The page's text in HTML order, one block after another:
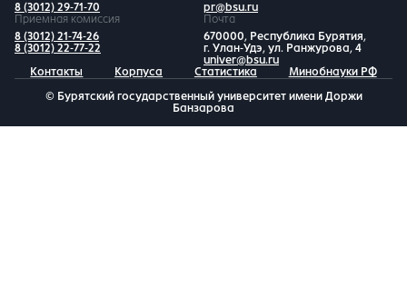
8 (3012) 29-71-70
pr@bsu.ru
Приемная комиссия
8 (3012) 21-74-26
8 (3012) 22-77-22
Почта
670000, Республика Бурятия,
г. Улан-Удэ, ул. Ранжурова, 4
univer@bsu.ru
Контакты
Корпуса Статистика Минобнауки РФ
© Бурятский государственный университет имени Доржи
Банзарова